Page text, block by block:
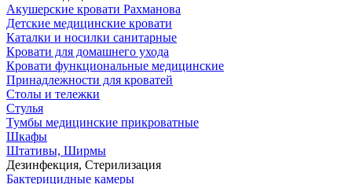
Акушерские кровати Рахманова
Детские медицинские кровати
Каталки и носилки санитарные
Кровати для домашнего ухода
Кровати функциональные медицинские
Принадлежности для кроватей
Столы и тележки
Стулья
Тумбы медицинские прикроватные
Шкафы
Штативы, Ширмы
Дезинфекция, Стерилизация
Бактерицидные камеры